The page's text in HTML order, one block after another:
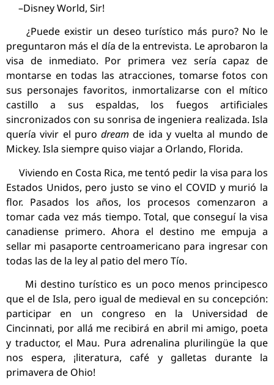
–Disney World, Sir!
¿Puede existir un deseo turístico más puro? No le
preguntaron más el día de la entrevista. Le aprobaron la
visa de inmediato. Por primera vez sería capaz de
montarse en todas las atracciones, tomarse fotos con
sus personajes favoritos, inmortalizarse con el mítico
castillo a sus espaldas, los fuegos artificiales
sincronizados con su sonrisa de ingeniera realizada. Isla
quería vivir el purodream de ida y vuelta al mundo de
Mickey. Isla siempre quiso viajar a Orlando, Florida.
Viviendo en Costa Rica, me tentó pedir la visa para los
Estados Unidos, pero justo se vino el COVID y murió la
flor. Pasados los años, los procesos comenzaron a
tomar cada vez más tiempo. Total, que conseguí la visa
canadiense primero. Ahora el destino me empuja a
sellar mi pasaporte centroamericano para ingresar con
todas las de la ley al patio del mero Tío.
Mi destino turístico es un poco menos principesco
que el de Isla, pero igual de medieval en su concepción:
participar en un congreso en la Universidad de
Cincinnati, por allá me recibirá en abril mi amigo, poeta
y traductor, el Mau. Pura adrenalina plurilingüe la que
nos espera, ¡literatura, café y galletas durante la
primavera de Ohio!